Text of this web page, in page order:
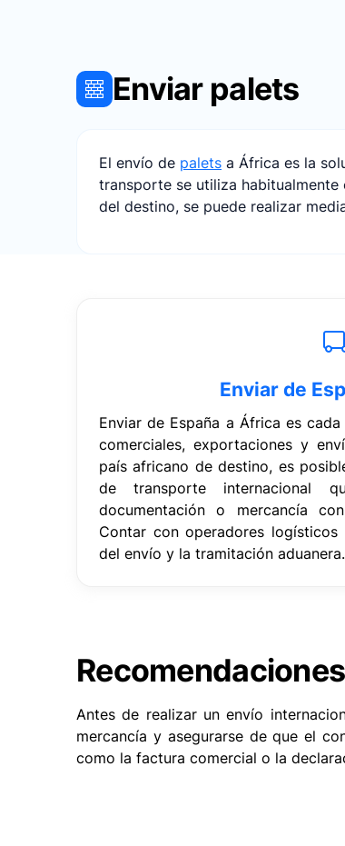
Enviar palets
El envío de palets a África es la
transporte se utiliza
del destino, se puede realizar
Enviar de
Enviar de España a África es
comerciales, exportaciones y
país africano de destino, es
de transporte internacional
documentación o mercancía
Contar con operadores
del envío y la tramitación aduanera.
Antes de realizar un envío
mercancía y asegurarse de que el
como la factura comercial o la